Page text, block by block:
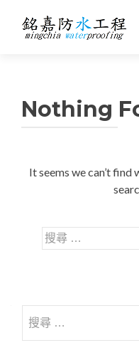
Nothing
It seems we can’t find
搜尋關於：
搜尋關於：